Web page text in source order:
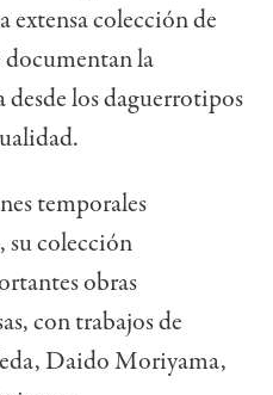
extensa colección de
documentan la
los daguerrotipos
temporales
su colección
obras
con trabajos de
Daido Moriyama,